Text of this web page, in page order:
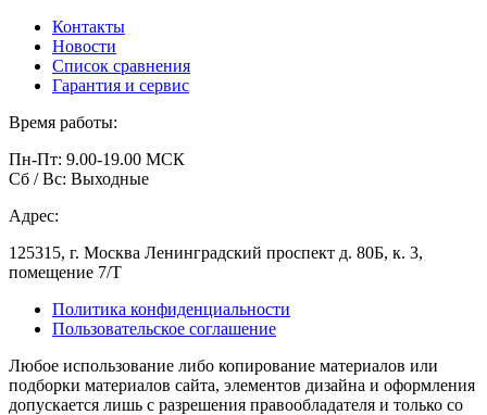
Контакты
Новости
Список сравнения
Гарантия и сервис
Время работы:
Пн-Пт: 9.00-19.00 МСК
Сб / Вс: Выходные
Адрес:
125315, г. Москва Ленинградский проспект д. 80Б, к. 3,
помещение 7/Т
Политика конфиденциальности
Пользовательское соглашение
Любое использование либо копирование материалов или
подборки материалов сайта, элементов дизайна и оформления
допускается лишь с разрешения правообладателя и только со